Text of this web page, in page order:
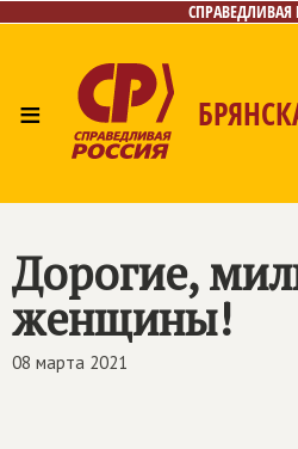
СПРАВЕДЛИВАЯ
≡
Дорогие,
женщины!
08 марта 2021